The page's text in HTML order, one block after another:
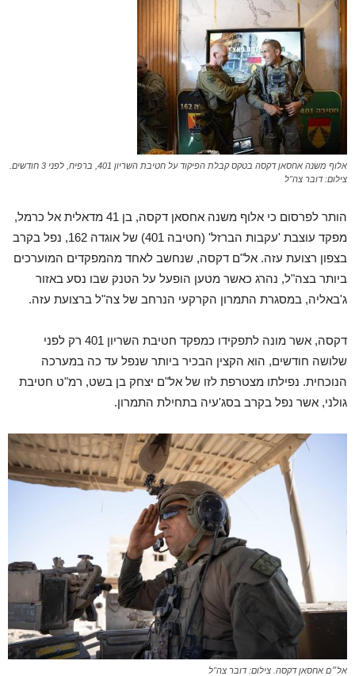
אלוף משנה אחסאן דקסה בטקס קבלת הפיקוד על חטיבת השריון 401, ברפיח, לפני 3 חודשים.
צילום: דובר צה"ל
הותר לפרסום כי אלוף משנה אחסאן דקסה, בן 41 מדאלית אל כרמל,
מפקד עוצבת 'עקבות הברזל' (חטיבה 401) של אוגדה 162, נפל בקרב
בצפון רצועת עזה. אל"ם דקסה, שנחשב לאחד מהמפקדים המוערכים
ביותר בצה"ל, נהרג כאשר מטען הופעל על הטנק שבו נסע באזור
ג'באליה, במסגרת התמרון הקרקעי הנרחב של צה"ל ברצועת עזה.
דקסה, אשר מונה לתפקידו כמפקד חטיבת השריון 401 רק לפני
שלושה חודשים, הוא הקצין הבכיר ביותר שנפל עד כה במערכה
הנוכחית. נפילתו מצטרפת לזו של אל"ם יצחק בן בשט, רמ"ט חטיבת
גולני, אשר נפל בקרב בסג'עיה בתחילת התמרון.
אל״ם אחסאן דקסה. צילום: דובר צה"ל